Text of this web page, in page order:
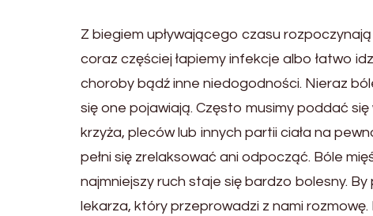
Z biegiem upływającego czasu
coraz częściej łapiemy infekcje albo łatwo
choroby bądź inne niedogodności. Nieraz
się one pojawiają. Często musimy poddać się
krzyża, pleców lub innych partii ciała na
pełni się zrelaksować ani odpocząć. Bóle
najmniejszy ruch staje się bardzo bolesny.
lekarza, który przeprowadzi z nami